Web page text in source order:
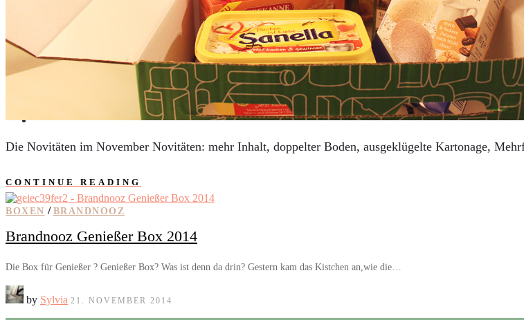
HAUSHALTSGERÄTE
KAFFEEMASCHINEN & CO
FOTOS UND FOTOBÜCHER
KIND & KEGEL
Die Novitäten im November Novitäten: mehr Inhalt, doppelter Boden, ausgeklügelte Kartonage,
CONTINUE READING
BOXEN / BRANDNOOZ
Brandnooz Genießer Box 2014
Die Box für Genießer ? Genießer Box? Was ist denn da drin? Gestern kam das Kistchen an,wie die…
by Sylvia 21. NOVEMBER 2014